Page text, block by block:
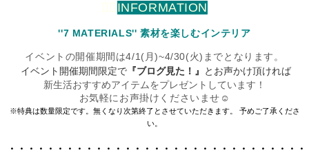
💁‍♀️ INFORMATION
''7 MATERIALS'' 素材を楽しむインテリア
イベントの開催期間は4/1(月)~4/30(火)までとなります。
イベント開催期間限定で『ブログ見た！』
とお声かけ頂ければ
新生活おすすめアイテムをプレゼントしています！
お気軽にお声掛けくださいませ☺︎
※特典は数量限定です。無くなり次第終了とさせていただきます。 予めご了承くださ
い。
・・・・・・・・・・・・・・・・・・・・・・・・・・・・・・